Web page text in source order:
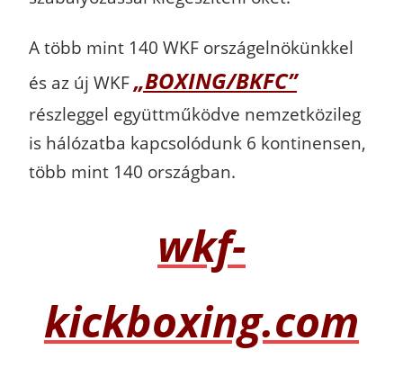
A több mint 140 WKF országelnökünkkel
és az új WKF „BOXING/BKFC”
részleggel együttműködve nemzetközileg
is hálózatba kapcsolódunk 6 kontinensen,
több mint 140 országban.
wkf-
kickboxing.com